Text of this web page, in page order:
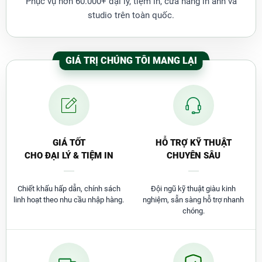
lượng lớn khoảng 500 tờ/lần.
Sản phẩm có thiết bị nén – chắn giấy giúp cắt chính
xác nhất các khổ giấy, không bị lệch kích thước.
•Trang bị chốt an toàn và chốt giữ giấy giúp bảo vệ
chỉnh, định vị kích thước chuẩn xác từng milimet.
studio trên toàn quốc.
GIÁ TRỊ CHÚNG TÔI MANG LẠI
GIÁ TỐT
CHO ĐẠI LÝ & TIỆM IN
Chiết khấu hấp dẫn, chính sách
linh hoạt theo nhu cầu nhập hàng.
HỖ TRỢ KỸ THUẬT
CHUYÊN SÂU
Đội ngũ kỹ thuật giàu kinh
nghiệm, sẵn sàng hỗ trợ nhanh
chóng.